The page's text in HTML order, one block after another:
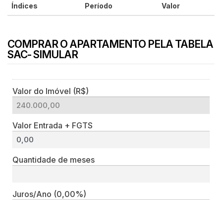
Índices Período Valor
COMPRAR O APARTAMENTO PELA TABELA
SAC- SIMULAR
Valor do Imóvel (R$)
Valor Entrada + FGTS
Quantidade de meses
Juros/Ano (0,00%)